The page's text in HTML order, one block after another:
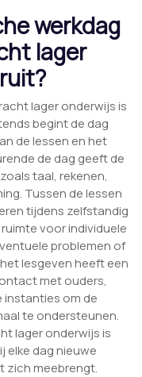
werkdag
lager
lager onderwijs is
begint de dag
de lessen en het
de dag geeft de
taal, rekenen,
Tussen de lessen
tijdens zelfstandig
voor individuele
problemen of
lesgeven heeft een
met ouders,
instanties om de
te ondersteunen.
lager onderwijs is
elke dag nieuwe
zich meebrengt.